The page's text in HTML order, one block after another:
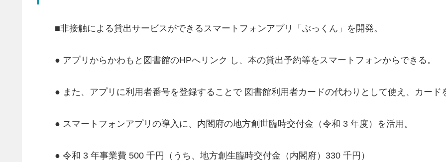
■非接触による貸出サービスができるスマートフォンアプリ「ぶっくん」を開発。
● アプリからかわもと図書館のHPへリンク し、本の貸出予約等をスマートフォンからできる。
● また、アプリに利用者番号を登録することで 図書館利用者カードの代わりとして使え、カード
● スマートフォンアプリの導入に、内閣府の地方創世臨時交付金（令和 3 年度）を活用。
● 令和 3 年事業費 500 千円（うち、地方創生臨時交付金（内閣府）330 千円）